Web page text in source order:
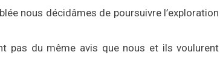
nous décidâmes de poursuivre l’exploration
pas du même avis que nous et ils voulurent